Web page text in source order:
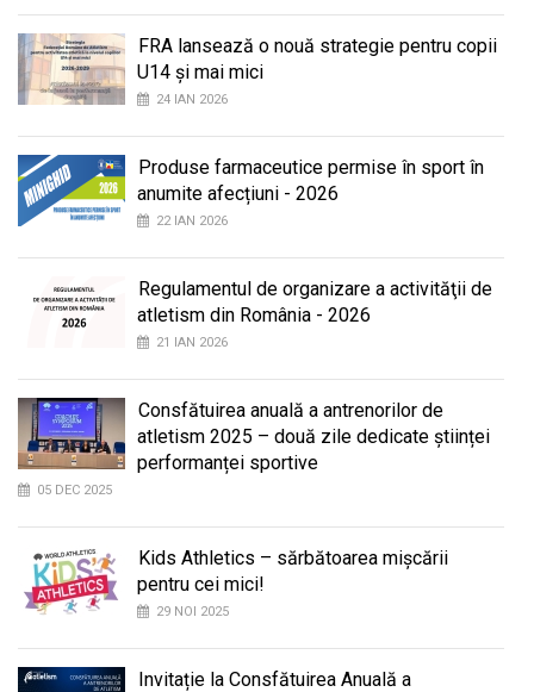
FRA lansează o nouă strategie pentru copii
U14 și mai mici
24 IAN 2026
Produse farmaceutice permise în sport în
anumite afecțiuni - 2026
22 IAN 2026
Regulamentul de organizare a activităţii de
atletism din România - 2026
21 IAN 2026
Consfătuirea anuală a antrenorilor de
atletism 2025 – două zile dedicate științei
performanței sportive
05 DEC 2025
Kids Athletics – sărbătoarea mișcării
pentru cei mici!
29 NOI 2025
Invitație la Consfătuirea Anuală a